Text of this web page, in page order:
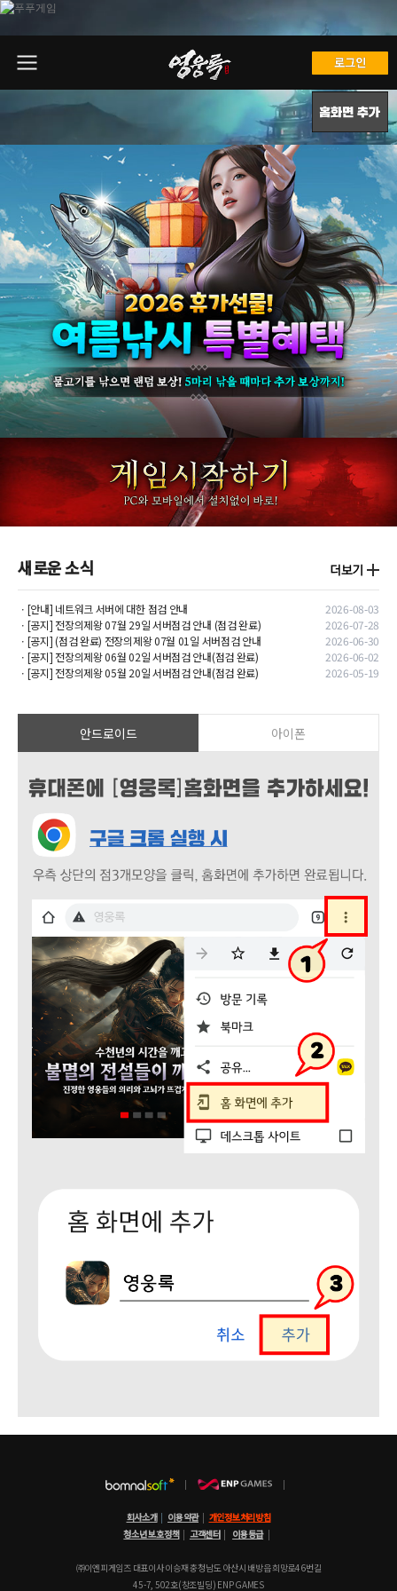
새로운 소식
ㆍ[안내] 네트워크 서버에 대한 점검 안내
2026-08-03
ㆍ[공지] 전장의제왕 07월 29일 서버점검 안내 (점검 완료)
2026-07-28
ㆍ[공지] (점검 완료) 전장의제왕 07월 01일 서버점검 안내
2026-06-30
ㆍ[공지] 전장의제왕 06월 02일 서버점검 안내(점검 완료)
2026-06-02
ㆍ[공지] 전장의제왕 05월 20일 서버점검 안내(점검 완료)
2026-05-19
안드로이드 아이폰
회사소개 | 이용약관 | 개인정보처리방침
청소년 보호정책 | 고객센터 | 이용등급 |
㈜이엔피게임즈 대표이사 이승재 충청남도 아산시 배방읍 희망로46번길
45-7, 502호(창조빌딩) ENP GAMES